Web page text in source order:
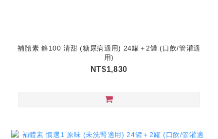
補體素 鉻100 清甜 (糖尿病適用) 24罐＋2罐 (口飲/管灌適
用)
NT$1,830